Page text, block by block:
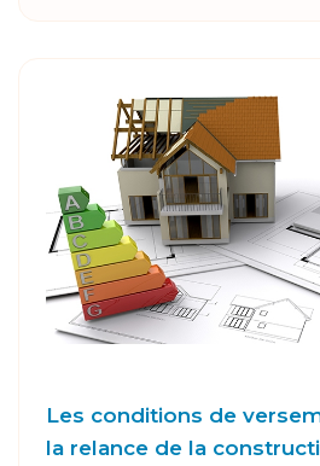
Les conditions de
la relance de la